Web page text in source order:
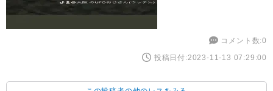
コメント数:0
投稿日付:2023-11-13 07:29:00